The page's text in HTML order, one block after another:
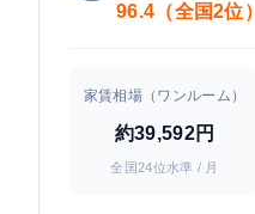
96.4（全国2位）
家賃相場（ワンルーム）
約39,592円
全国24位水準 / 月